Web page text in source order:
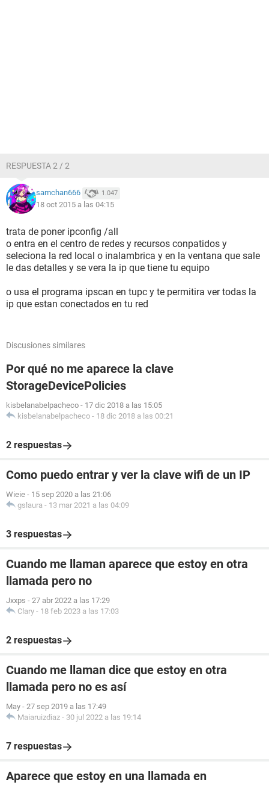
RESPUESTA 2 / 2
samchan666 1.047
18 oct 2015 a las 04:15
trata de poner ipconfig /all
o entra en el centro de redes y recursos conpatidos y
seleciona la red local o inalambrica y en la ventana que sale
le das detalles y se vera la ip que tiene tu equipo
o usa el programa ipscan en tupc y te permitira ver todas la
ip que estan conectados en tu red
Discusiones similares
Por qué no me aparece la clave
StorageDevicePolicies
kisbelanabelpacheco - 17 dic 2018 a las 15:05
kisbelanabelpacheco - 18 dic 2018 a las 00:21
2 respuestas
Como puedo entrar y ver la clave wifi de un IP
Wieie - 15 sep 2020 a las 21:06
gslaura - 13 mar 2021 a las 04:09
3 respuestas
Cuando me llaman aparece que estoy en otra
llamada pero no
Jxxps - 27 abr 2022 a las 17:29
Clary - 18 feb 2023 a las 17:03
2 respuestas
Cuando me llaman dice que estoy en otra
llamada pero no es así
May - 27 sep 2019 a las 17:49
Maiaruizdiaz - 30 jul 2022 a las 19:14
7 respuestas
Aparece que estoy en una llamada en